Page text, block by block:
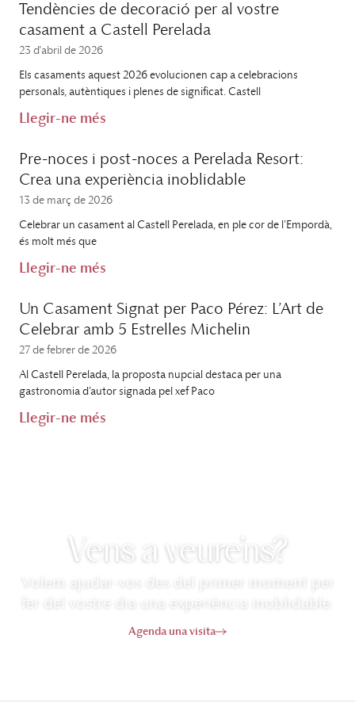
Tendències de decoració per al vostre
casament a Castell Perelada
23 d'abril de 2026
Els casaments aquest 2026 evolucionen cap a celebracions
personals, autèntiques i plenes de significat. Castell
Llegir-ne més
Pre-noces i post-noces a Perelada Resort:
Crea una experiència inoblidable
13 de març de 2026
Celebrar un casament al Castell Perelada, en ple cor de l’Empordà,
és molt més que
Llegir-ne més
Un Casament Signat per Paco Pérez: L’Art de
Celebrar amb 5 Estrelles Michelin
27 de febrer de 2026
Al Castell Perelada, la proposta nupcial destaca per una
gastronomia d’autor signada pel xef Paco
Llegir-ne més
Vens a veure’ns?
Volem ajudar-vos des del primer moment per
fer del vostre dia una experiència inoblidable.
Agenda una visita